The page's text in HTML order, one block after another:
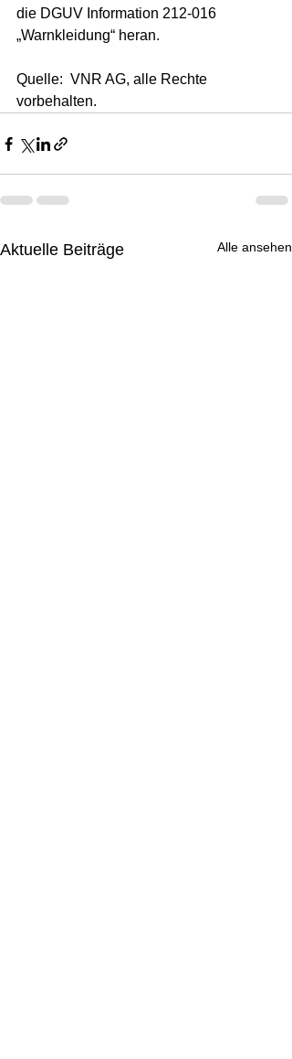
die DGUV Information 212-016
„Warnkleidung“ heran.
Quelle:  VNR AG, alle Rechte
vorbehalten.
Aktuelle Beiträge Alle ansehen